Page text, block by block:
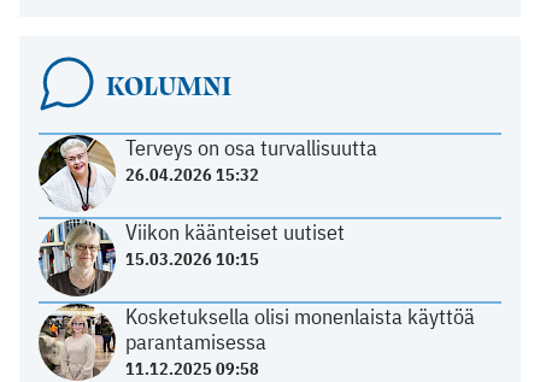
KOLUMNI
Terveys on osa turvallisuutta
26.04.2026 15:32
Viikon käänteiset uutiset
15.03.2026 10:15
Kosketuksella olisi monenlaista käyttöä
parantamisessa
11.12.2025 09:58